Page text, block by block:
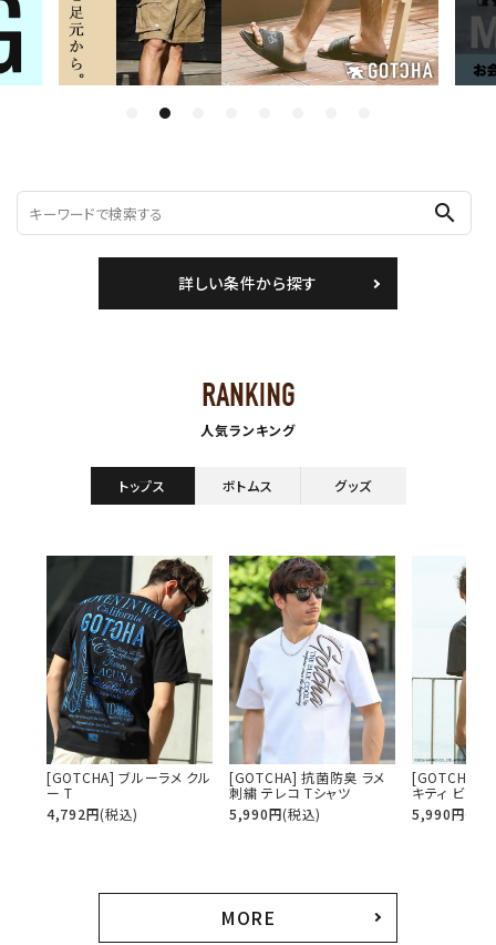
新着アイテム
カテゴリー
search
詳しい条件から探す
人気ランキング
トップス ボトムス グッズ
[GOTCHA] ブルーラメ クル
ー T
4,792円(税込)
[GOTCHA] 抗菌防臭 ラメ
刺繍 テレコ Tシャツ
5,990円(税込)
[GOTCHA]
キティ ビッグ
5,990円
MORE